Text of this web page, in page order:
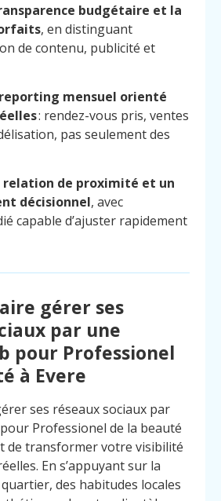
budgétaire et la
, en distinguant
de contenu, publicité et
reporting mensuel orienté
: rendez-vous pris, ventes
pas seulement des
relation de proximité et un
décisionnel, avec
capable d’ajuster rapidement
gérer ses
par une
pour Professionel
à Evere
ses réseaux sociaux par
Professionel de la beauté
de transformer votre visibilité
En s’appuyant sur la
des habitudes locales